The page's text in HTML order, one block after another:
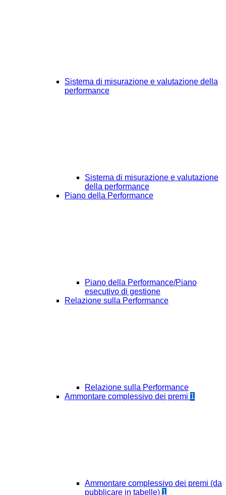
Sistema di misurazione e valutazione della
performance
Sistema di misurazione e valutazione
della performance
Piano della Performance
Piano della Performance/Piano
esecutivo di gestione
Relazione sulla Performance
Relazione sulla Performance
Ammontare complessivo dei premi 1
Ammontare complessivo dei premi (da
pubblicare in tabelle) 1